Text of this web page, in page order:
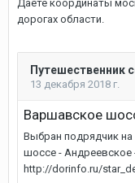
Даёте координаты
дорогах области.